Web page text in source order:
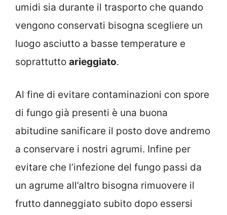
umidi sia durante il trasporto che quando
vengono conservati bisogna scegliere un
luogo asciutto a basse temperature e
soprattutto arieggiato.
Al fine di evitare contaminazioni con spore
di fungo già presenti è una buona
abitudine sanificare il posto dove andremo
a conservare i nostri agrumi. Infine per
evitare che l’infezione del fungo passi da
un agrume all’altro bisogna rimuovere il
frutto danneggiato subito dopo essersi